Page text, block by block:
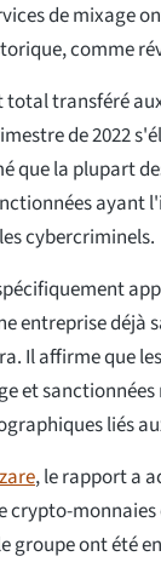
de mixage
comme
total transféré
de 2022
que la plupart
ayant
cybercriminels.
entreprise
Il affirme que
et
liés
, le rapport a
crypto-
groupe ont été